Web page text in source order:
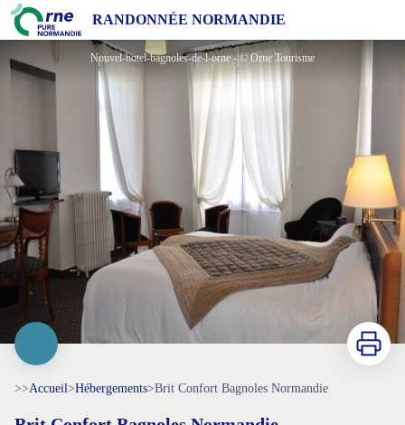
RANDONNÉE NORMANDIE
Brit Confort Bagnoles Normandie
Nouvel-hotel-bagnoles-de-l-orne - © Orne Tourisme
Imprimer
>>Accueil>Hébergements>Brit Confort Bagnoles Normandie